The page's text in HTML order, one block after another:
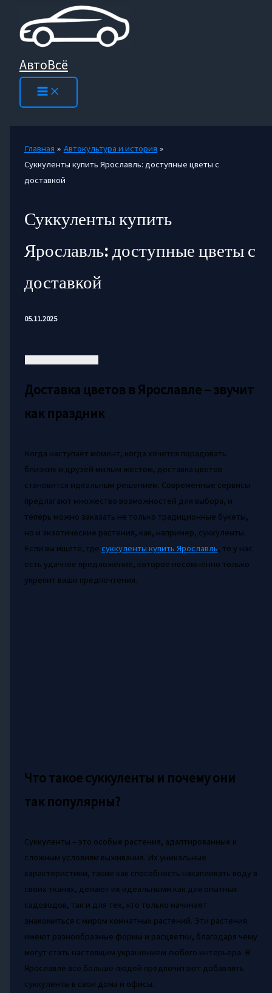
содержимому
АвтоВсё
Главная
Автокультура и история
Суккуленты купить Ярославль: доступные цветы с
доставкой
Суккуленты купить
Ярославль: доступные цветы с
доставкой
05.11.2025
Доставка цветов в Ярославле – звучит
как праздник
Когда наступает момент, когда хочется порадовать
близких и друзей милым жестом, доставка цветов
становится идеальным решением. Современные сервисы
предлагают множество возможностей для выбора, и
теперь можно заказать не только традиционные букеты,
но и экзотические растения, как, например, суккуленты.
Если вы ищете, где суккуленты купить Ярославль, то у нас
есть удачное предложение, которое несомненно только
укрепит ваши предпочтения.
Что такое суккуленты и почему они
так популярны?
Суккуленты – это особые растения, адаптированные к
сложным условиям выживания. Их уникальные
характеристики, такие как способность накапливать воду в
своих тканях, делают их идеальными как для опытных
садоводов, так и для тех, кто только начинает
знакомиться с миром комнатных растений. Эти растения
имеют разнообразные формы и расцветки, благодаря чему
могут стать настоящим украшением любого интерьера. В
Ярославле все больше людей предпочитают добавлять
суккуленты в свои дома и офисы.